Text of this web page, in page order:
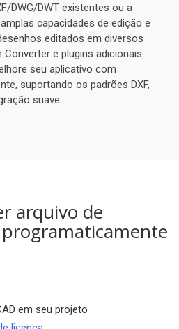
DWG/DWT existentes ou a
capacidades de edição e
editados em diversos
e plugins adicionais
seu aplicativo com
suportando os padrões DXF,
suave.
arquivo de
em seu projeto